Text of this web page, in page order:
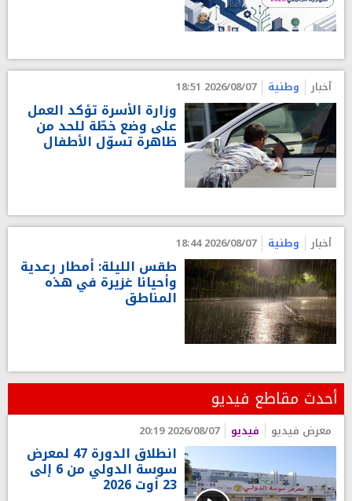
أخبار وطنية 2026/08/07 18:51
وزارة الأسرة تؤكد العمل
على وضع خطّة للحد من
ظاهرة تسوّل الأطفال
أخبار وطنية 2026/08/07 18:44
طقس الليلة: أمطار رعدية
وأحيانا غزيرة في هذه
المناطق
أحدث مقاطع فيديو
معرض فيديو فيديو 2026/08/07 20:19
انطلاق الدورة 47 لمعرض
سوسة الدولي من 6 إلى
23 أوت 2026